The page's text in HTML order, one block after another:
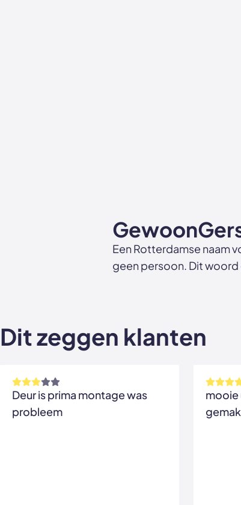
Een Rotterdamse naam
geen persoon. Dit
Dit zeggen klanten
Deur is prima montage was
probleem
mooie